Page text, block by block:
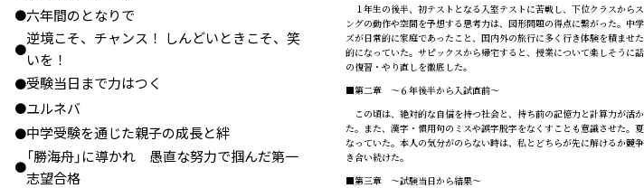
●六年間のとなりで
●
逆境こそ、チャンス！ しんどいときこそ、笑
いを！
●受験当日まで力はつく
●ユルネバ
●中学受験を通じた親子の成長と絆
●
「勝海舟」に導かれ 愚直な努力で掴んだ第一
志望合格
１年生の後半、初テストとなる入室テストに苦戦し、下位クラスから
ングの動作や空間を予想する思考力は、図形問題の得点に繋がった。
ズが日常的に家庭であったこと、国内外の旅行に多く行き体験を積ま
的になっていた。サピックスから帰宅すると、授業について楽しそうに
の復習・やり直しを徹底した。
■第二章 ～６年後半から入試直前～
この頃は、絶対的な自信を持つ社会と、持ち前の記憶力と計算力が活
た。また、漢字・慣用句のミスや誤字脱字をなくすことも意識させた。
なっていた。本人の気分がのらない時は、私とどちらが先に解けるか
き合い続けた。
■第三章 ～試験当日から結果～